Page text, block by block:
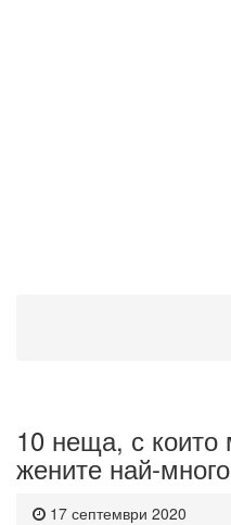
10 неща, с които
жените най-много
17 септември 2020